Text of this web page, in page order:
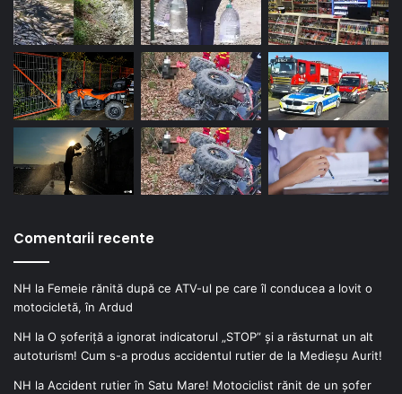
Comentarii recente
NH la Femeie rănită după ce ATV-ul pe care îl conducea a lovit o
motocicletă, în Ardud
NH la O șoferiță a ignorat indicatorul „STOP” și a răsturnat un alt
autoturism! Cum s-a produs accidentul rutier de la Medieșu Aurit!
NH la Accident rutier în Satu Mare! Motociclist rănit de un șofer